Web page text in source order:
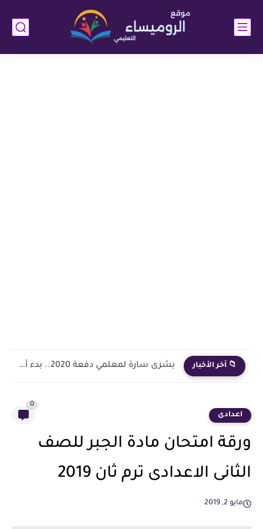
📁 آخر الأخبار بشرى سارة لمعلمي دفعة 2020.. بدء أول خطوة رسمية في...
اعدادى
0
ورقة امتحان مادة الجبر للصف
الثانى الاعدادى ترم ثان 2019
مايو 2, 2019